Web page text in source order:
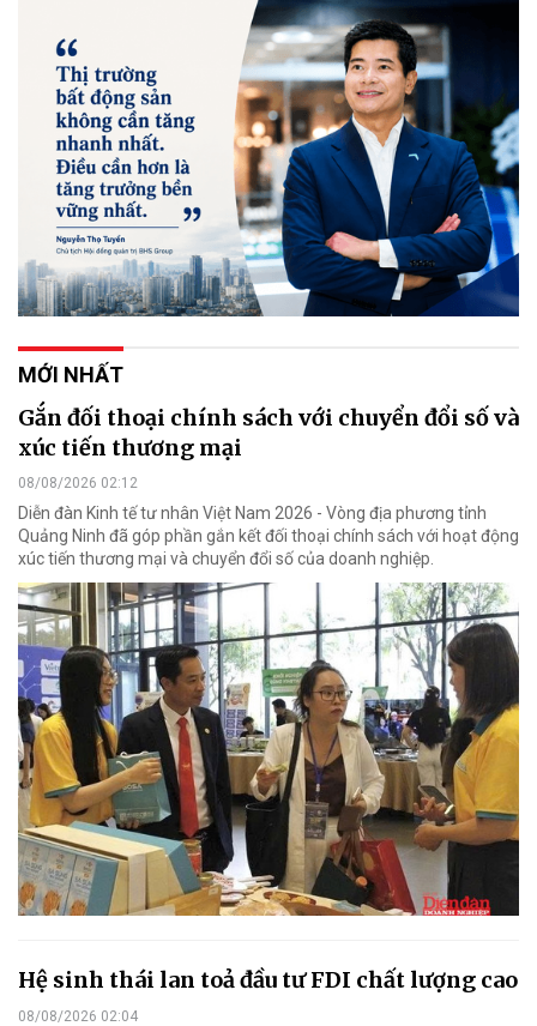
MỚI NHẤT
Gắn đối thoại chính sách với chuyển đổi số và
xúc tiến thương mại
08/08/2026 02:12
Diễn đàn Kinh tế tư nhân Việt Nam 2026 - Vòng địa phương tỉnh
Quảng Ninh đã góp phần gắn kết đối thoại chính sách với hoạt động
xúc tiến thương mại và chuyển đổi số của doanh nghiệp.
Hệ sinh thái lan toả đầu tư FDI chất lượng cao
08/08/2026 02:04